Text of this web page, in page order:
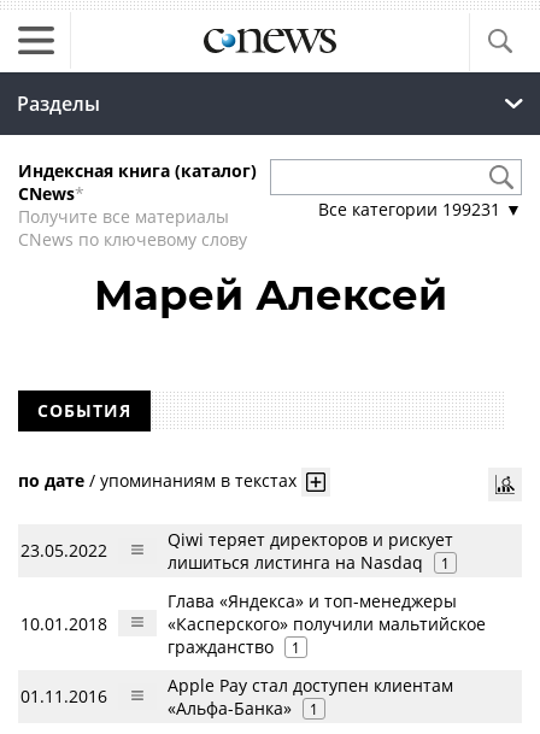
Разделы
Индексная книга (каталог)
CNews*
Получите все материалы
CNews по ключевому слову
Все категории 199231 ▼
Марей Алексей
СОБЫТИЯ
по дате / упоминаниям в текстах
23.05.2022
Qiwi теряет директоров и рискует
лишиться листинга на Nasdaq
1
10.01.2018
Глава «Яндекса» и топ-менеджеры
«Касперского» получили мальтийское
гражданство
1
01.11.2016
Apple Pay стал доступен клиентам
«Альфа-Банка»
1